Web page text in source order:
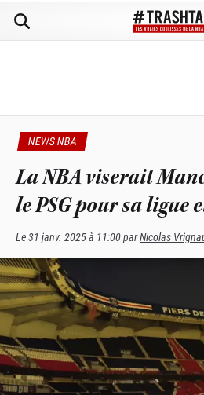
NEWS NBA
La NBA viserait
le PSG pour sa ligue
Le31 janv. 2025 à 11:00parNicolas